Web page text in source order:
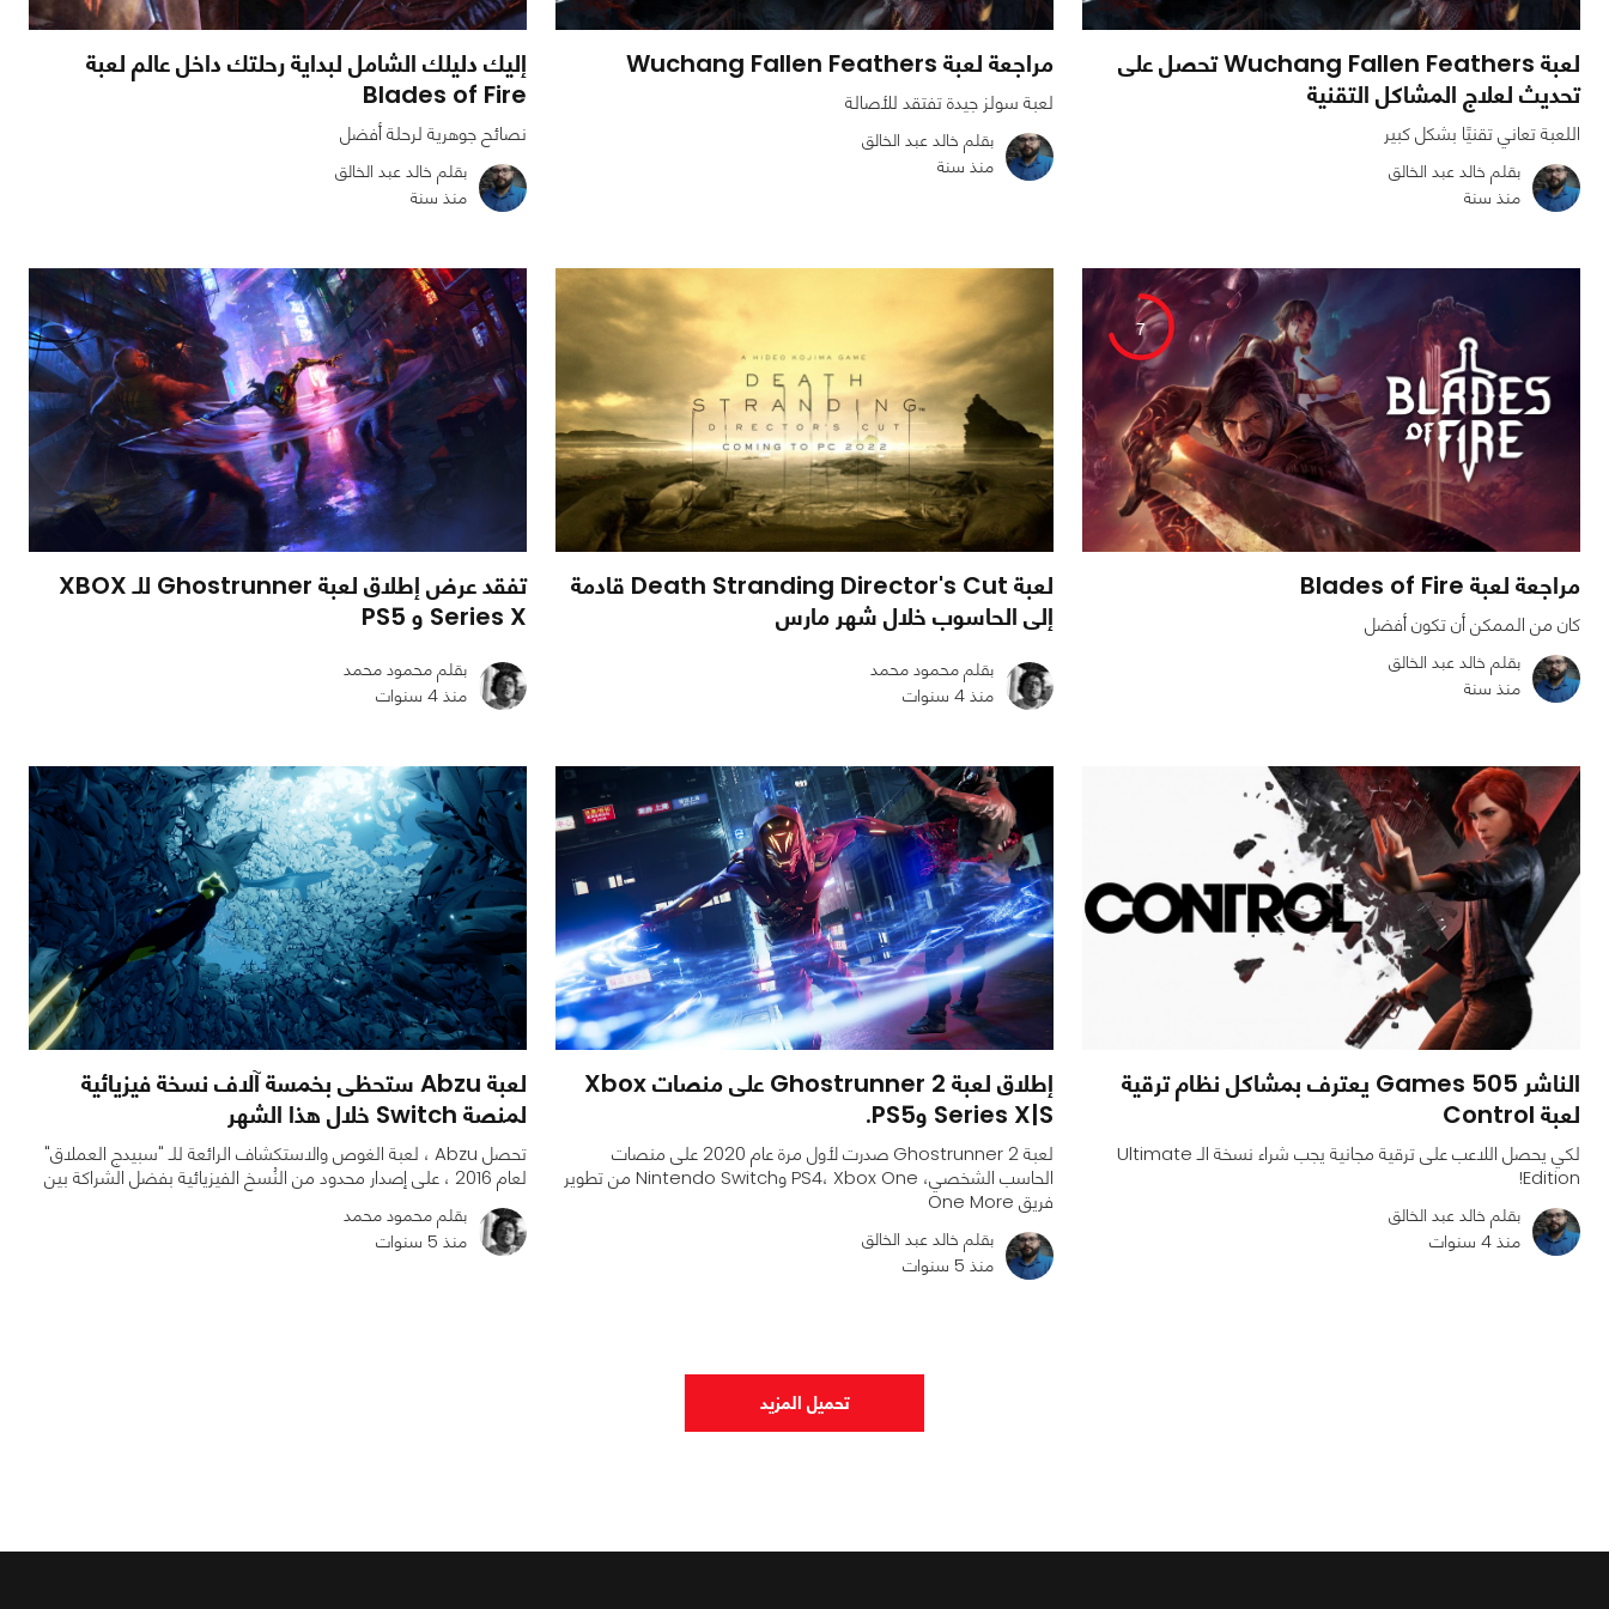
0
لعبة Wuchang Fallen Feathers تحصل على
تحديث لعلاج المشاكل التقنية
اللعبة تعاني تقنيًا بشكل كبير
بقلم خالد عبد الخالق
منذ سنة
2795
0
مراجعة لعبة Wuchang Fallen Feathers
لعبة سولز جيدة تفتقد للأصالة
بقلم خالد عبد الخالق
منذ سنة
1600
0
0
إليك دليلك الشامل لبداية رحلتك داخل عالم لعبة
Blades of Fire
نصائح جوهرية لرحلة أفضل
بقلم خالد عبد الخالق
منذ سنة
7
1974
0
مراجعة لعبة Blades of Fire
كان من الممكن أن تكون أفضل
بقلم خالد عبد الخالق
منذ سنة
1136
0
لعبة Death Stranding Director's Cut قادمة
إلى الحاسوب خلال شهر مارس
بقلم محمود محمد
منذ 4 سنوات
813
0
0
تفقد عرض إطلاق لعبة Ghostrunner للـ XBOX
Series X و PS5
بقلم محمود محمد
منذ 4 سنوات
الناشر 505 Games يعترف بمشاكل نظام ترقية
لعبة Control
لكي يحصل اللاعب على ترقية مجانية يجب شراء نسخة الـ Ultimate
Edition!
بقلم خالد عبد الخالق
منذ 4 سنوات
إطلاق لعبة Ghostrunner 2 على منصات Xbox
Series X|S وPS5.
لعبة Ghostrunner 2 صدرت لأول مرة عام 2020 على منصات
الحاسب الشخصي، PS4، Xbox One وNintendo Switch من تطوير
فريق One More
بقلم خالد عبد الخالق
منذ 5 سنوات
لعبة Abzu ستحظى بخمسة آلاف نسخة فيزيائية
لمنصة Switch خلال هذا الشهر
تحصل Abzu ، لعبة الغوص والاستكشاف الرائعة للـ "سبيدج العملاق"
لعام 2016 ، على إصدار محدود من النُسخ الفيزيائية بفضل الشراكة بين
بقلم محمود محمد
منذ 5 سنوات
تحميل المزيد